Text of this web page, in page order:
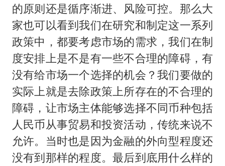
的原则还是循序渐进、风险可控。那么大
家也可以看到我们在研究和制定这一系列
政策中，都要考虑市场的需求，我们在制
度安排上是不是有一些不合理的障碍，有
没有给市场一个选择的机会？我们要做的
实际上就是去除政策上所存在的不合理的
障碍，让市场主体能够选择不同币种包括
人民币从事贸易和投资活动，传统来说不
允许。当时也是因为金融的外向型程度还
没有到那样的程度。最后到底用什么样的